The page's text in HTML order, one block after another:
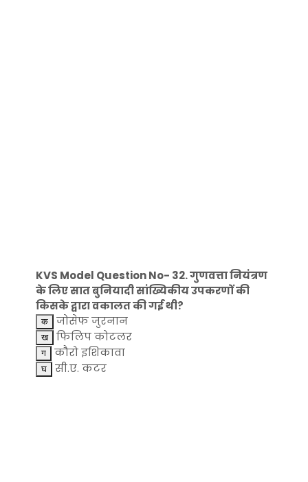
KVS Model Question No- 32. गुणवत्ता नियंत्रण
के लिए सात बुनियादी सांख्यिकीय उपकरणों की
किसके द्वारा वकालत की गई थी?
जोसेफ जुरनान
फिलिप कोटलर
कौरो इशिकावा
सी.ए. कटर